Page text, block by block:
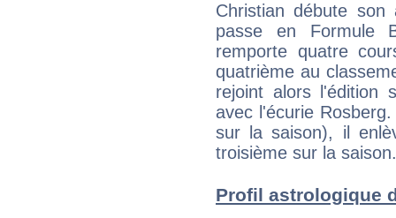
Christian débute son
passe en Formule
remporte quatre
quatrième au
rejoint alors l'édition
avec l'écurie
sur la saison), il
troisième sur la saison.
Profil astrologique